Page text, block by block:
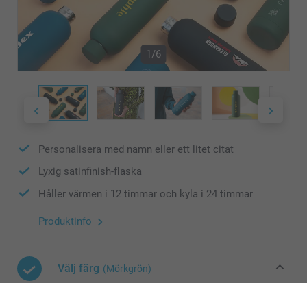
1/6
Personalisera med namn eller ett litet citat
Lyxig satinfinish-flaska
Håller värmen i 12 timmar och kyla i 24 timmar
Produktinfo
Välj färg (Mörkgrön)